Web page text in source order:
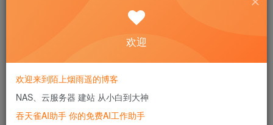
三、安装流程
欢迎
欢迎来到陌上烟雨遥的博客
NAS、云服务器 建站 从小白到大神
吞天雀AI助手 你的免费AI工作助手